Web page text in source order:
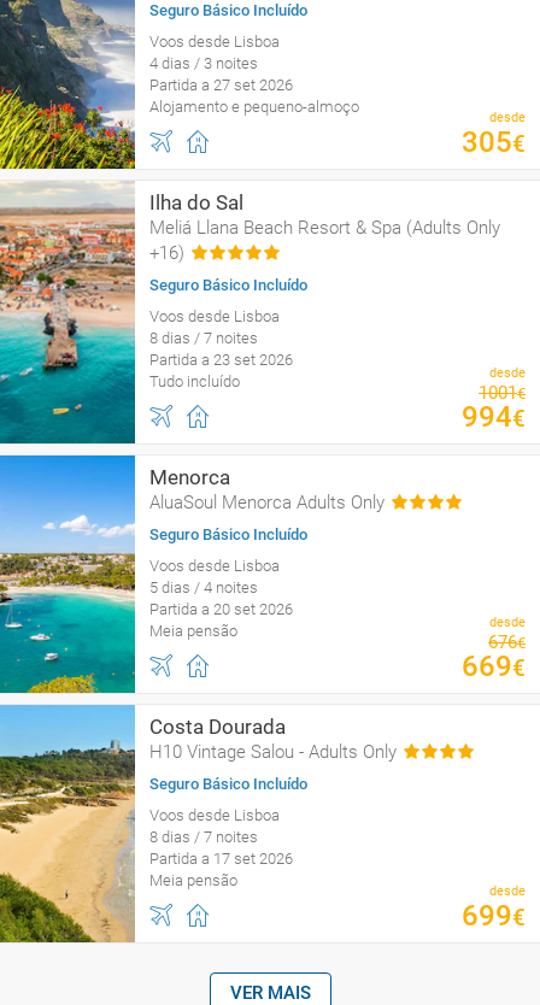
Seguro Básico Incluído
Voos desde Lisboa
4 dias / 3 noites
Partida a 27 set 2026
Alojamento e pequeno-almoço
desde
305€
Ilha do Sal
Meliá Llana Beach Resort & Spa (Adults Only
+16)
Seguro Básico Incluído
Voos desde Lisboa
8 dias / 7 noites
Partida a 23 set 2026
Tudo incluído
desde
1001€
994€
Menorca
AluaSoul Menorca Adults Only
Seguro Básico Incluído
Voos desde Lisboa
5 dias / 4 noites
Partida a 20 set 2026
Meia pensão
desde
676€
669€
Costa Dourada
H10 Vintage Salou - Adults Only
Seguro Básico Incluído
Voos desde Lisboa
8 dias / 7 noites
Partida a 17 set 2026
Meia pensão
desde
699€
VER MAIS